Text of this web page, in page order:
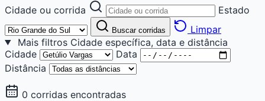
Cidade ou corrida Estado
Buscar corridas
Limpar
Mais filtros Cidade específica, data e distância
Cidade
Data
Distância
0 corridas encontradas